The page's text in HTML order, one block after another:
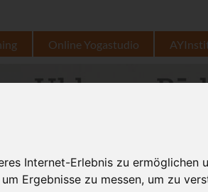
Internet-Erlebnis zu ermöglichen
Ergebnisse zu messen, um zu
Online Yogastudio